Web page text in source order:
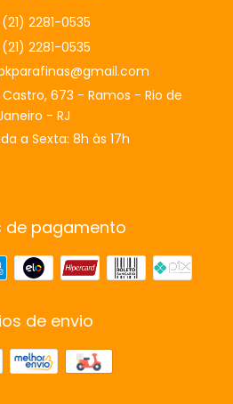
(21) 2281-0535
(21) 2281-0535
673 - Ramos - Rio de
- RJ
a Sexta: 8h às 17h
de pagamento
de envio